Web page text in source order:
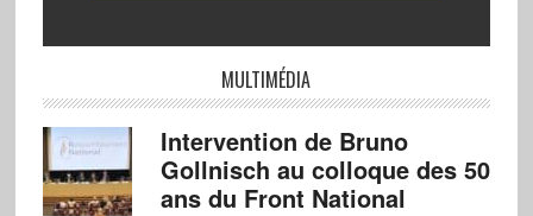
MULTIMÉDIA
Intervention de Bruno
Gollnisch au colloque des 50
ans du Front National